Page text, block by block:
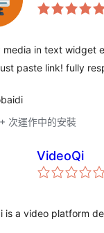
media in text widget
paste link! fully
次運作中的安裝
VideoQi
is a video platform